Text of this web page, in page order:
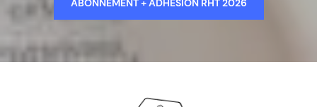
ABONNEMENT + ADHÉSION RHT 2026